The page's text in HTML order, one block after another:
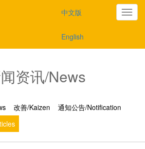
中文版
English
切
资讯/News
改善/Kaizen
通知公告/Notification